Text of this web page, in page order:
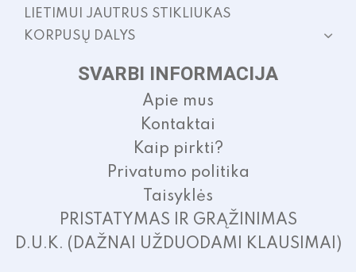
LIETIMUI JAUTRUS STIKLIUKAS
KORPUSŲ DALYS
SVARBI INFORMACIJA
Apie mus
Kontaktai
Kaip pirkti?
Privatumo politika
Taisyklės
PRISTATYMAS IR GRĄŽINIMAS
D.U.K. (DAŽNAI UŽDUODAMI KLAUSIMAI)